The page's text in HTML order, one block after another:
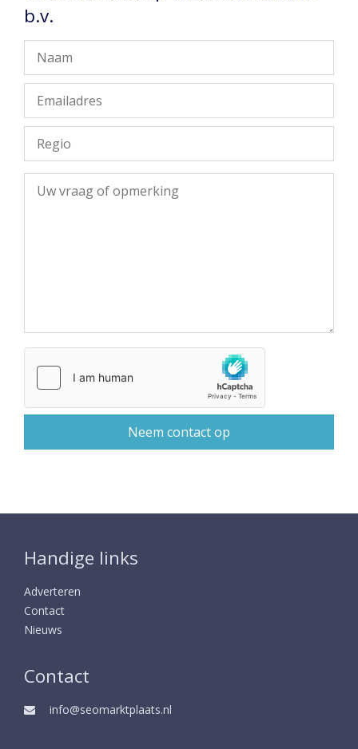
b.v.
Handige links
Adverteren
Contact
Nieuws
Contact
info@seomarktplaats.nl